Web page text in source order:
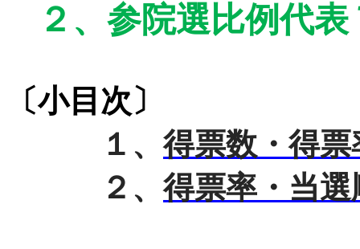
２、 参院選比例代
〔小目次〕
１、得票数・得
２、得票率・当